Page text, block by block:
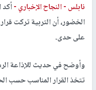
نابلس -النجاح الإخباري -أكد
الخضور، أن التربية تركت
على حدى.
وأوضح في حديث للإذاعة
تتخذ القرار المناسب حسب